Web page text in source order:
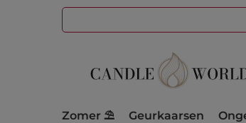
Zomer ⛱️ Geurkaarsen